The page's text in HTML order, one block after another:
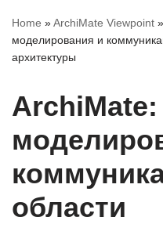
Home »ArchiMate Viewpoint »
моделирования и
архитектуры
области